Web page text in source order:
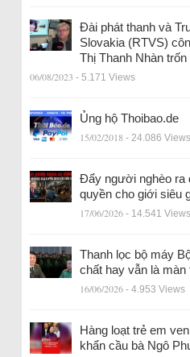
Đài phát thanh và
Slovakia (RTVS)
Thị Thanh Nhàn
06/08/2023 - 5.171 Views
Ủng hộ Thoibao.de
15/02/2018 - 24.086 Views
Đẩy người nghèo ra
quyền cho giới siêu
17/06/2026 - 14.541 Views
Thanh lọc bộ máy
chất hay vẫn là màn
16/06/2026 - 4.953 Views
Hàng loạt trẻ em
khẩn cầu bà Ngô